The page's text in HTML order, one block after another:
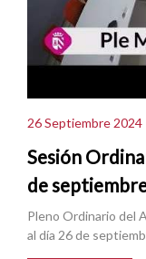
26 Septiembre 2024
Sesión
de
Pleno Ordinario del
al día 26 de